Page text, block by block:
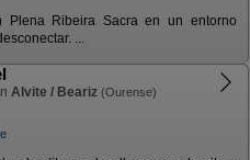
Plena Ribeira Sacra en un entorno
...
Alvite / Beariz (Ourense)